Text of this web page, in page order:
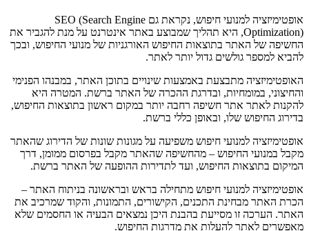
אופטימיזציה למנועי חיפוש, נקראת גם SEO (Search Engine
Optimization), היא תהליך שמבוצע באתר אינטרנט על מנת להגביר את
החשיפה של האתר בתוצאות החיפוש האורגניות של מנועי החיפוש, ובכך
להביא למספר גולשים גדול יותר לאתר.
האופטימיזציה מתבצעת באמצעות שינויים בתוכן האתר, במבנהו הפנימי
והחיצוני, במומחיות, ובדרגת ההכרה של האתר ברשת. המטרה היא
להקנות לאתר אתר חשיפה רחבה יותר במקום ראשון בתוצאות החיפוש,
בדירוג החיפוש שלו, ובאופן כללי ברשת.
אופטימיזציה למנועי חיפוש משפיעה על מגונות שונות של הדירוג שהאתר
מקבל במנועי החיפוש – מהחשיפה שהאתר מקבל בפרסום ממומן, דרך
המיקום בתוצאות החיפוש, ועד לתדירות ההופעה של האתר ברשת.
אופטימיזציה למנועי חיפוש מתחילה בראש ובראשונה בניתוח האתר –
הכרת האתר מבחינת התכנים, הקישורים, התמונות, והקוד שמרכיב את
האתר. הערכה זו מסייעת בהבנת היכן נמצאים הבעיה או החסמים שלא
מאפשרים לאתר להעלות את מדרגות החיפוש.